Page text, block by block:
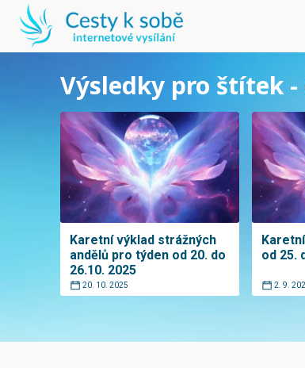
Výsledky pro štítek
Karetní výklad strážných
andělů pro týden od 20. do
26.10. 2025
20. 10. 2025
od 25.
2. 9.